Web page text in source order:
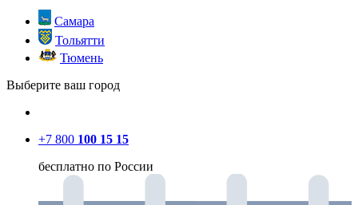
Самара
Тольятти
Тюмень
Выберите ваш город
+7 800 100 15 15
бесплатно по России